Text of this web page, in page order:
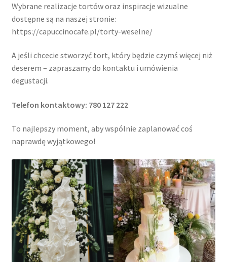
Wybrane realizacje tortów oraz inspiracje wizualne
dostępne są na naszej stronie:
https://capuccinocafe.pl/torty-weselne/
A jeśli chcecie stworzyć tort, który będzie czymś więcej niż
deserem – zapraszamy do kontaktu i umówienia
degustacji.
Telefon kontaktowy: 780 127 222
To najlepszy moment, aby wspólnie zaplanować coś
naprawdę wyjątkowego!